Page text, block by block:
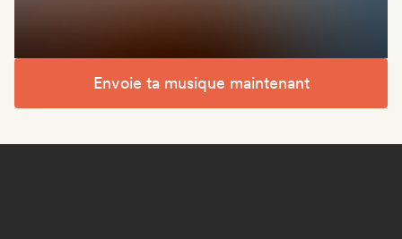
Envoie ta musique maintenant